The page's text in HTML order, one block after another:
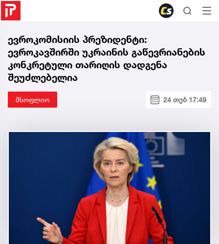
ევროკომისიის პრეზიდენტი:
ევროკავშირში უკრაინის გაწევრიანების
კონკრეტული თარიღის დადგენა
შეუძლებელია
მსოფლიო 24 თებ 17:49